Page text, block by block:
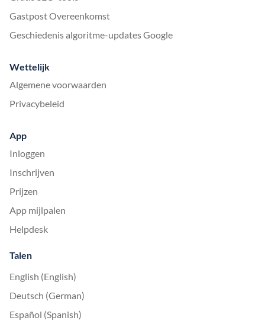
Gastpost Overeenkomst
Geschiedenis algoritme-updates Google
Wettelijk
Algemene voorwaarden
Privacybeleid
App
Inloggen
Inschrijven
Prijzen
App mijlpalen
Helpdesk
Talen
English (English)
Deutsch (German)
Español (Spanish)